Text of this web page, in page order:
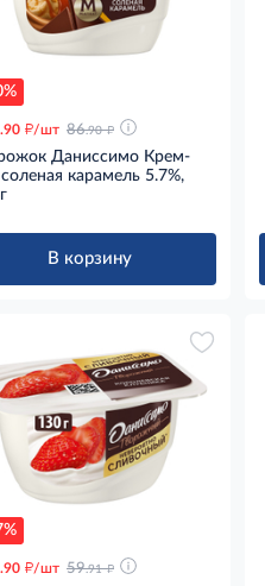
.90 д/шт 86.90 д
Даниссимо Крем-
карамель 5.7%,
В корзину
.90 д/шт 59.91 д